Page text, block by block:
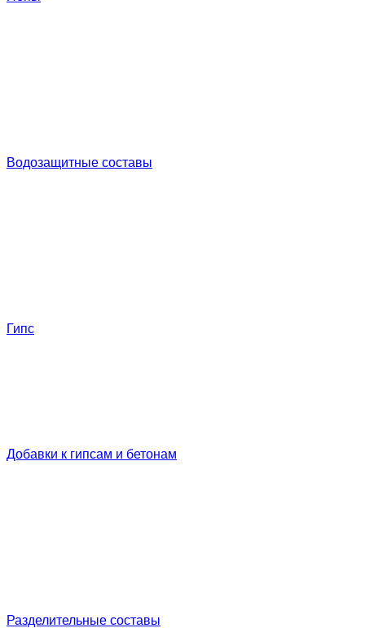
Водозащитные составы
Гипс
Добавки к гипсам и бетонам
Разделительные составы